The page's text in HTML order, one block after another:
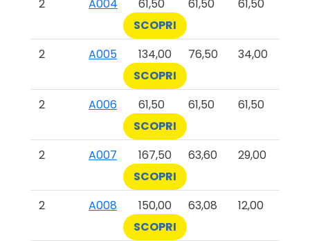
2
A004 61,50 61,50
61,50
SCOPRI
2
A005 134,00 76,50
34,00
SCOPRI
2
A006 61,50 61,50
61,50
SCOPRI
2
A007 167,50 63,60
29,00
SCOPRI
2
A008 150,00 63,08
12,00
SCOPRI